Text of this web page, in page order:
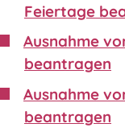
Feiertage
Ausnahme
beantragen
Ausnahme
beantragen